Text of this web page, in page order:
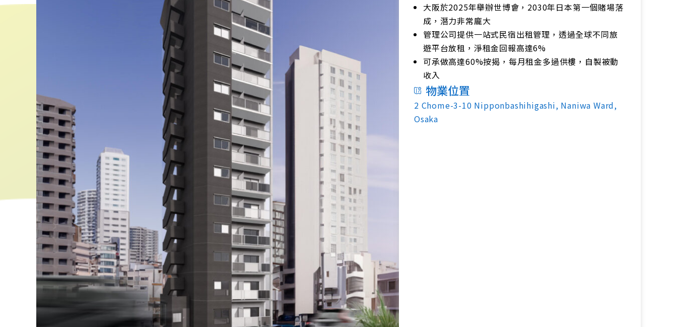
大阪於2025年舉辦世博會，2030年日本第一個賭場落
成，潛力非常龐大
管理公司提供一站式民宿出租管理，透過全球不同旅
遊平台放租，淨租金回報高達6%
可承做高達60%按揭，每月租金多過供樓，自製被動
收入
物業位置
2 Chome-3-10 Nipponbashihigashi, Naniwa Ward,
Osaka